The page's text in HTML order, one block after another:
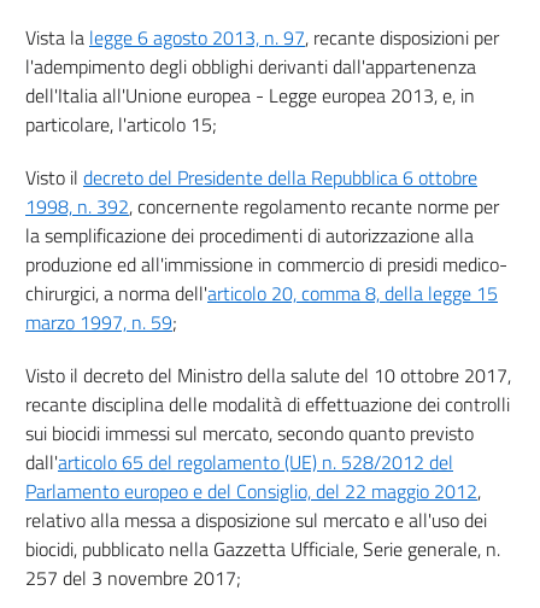
Vista la legge 6 agosto 2013, n. 97, recante disposizioni per
l'adempimento degli obblighi derivanti dall'appartenenza
dell'Italia all'Unione europea - Legge europea 2013, e, in
particolare, l'articolo 15;
Visto il decreto del Presidente della Repubblica 6 ottobre
1998, n. 392, concernente regolamento recante norme per
la semplificazione dei procedimenti di autorizzazione alla
produzione ed all'immissione in commercio di presidi medico-
chirurgici, a norma dell'articolo 20, comma 8, della legge 15
marzo 1997, n. 59;
Visto il decreto del Ministro della salute del 10 ottobre 2017,
recante disciplina delle modalità di effettuazione dei controlli
sui biocidi immessi sul mercato, secondo quanto previsto
dall'articolo 65 del regolamento (UE) n. 528/2012 del
Parlamento europeo e del Consiglio, del 22 maggio 2012,
relativo alla messa a disposizione sul mercato e all'uso dei
biocidi, pubblicato nella Gazzetta Ufficiale, Serie generale, n.
257 del 3 novembre 2017;